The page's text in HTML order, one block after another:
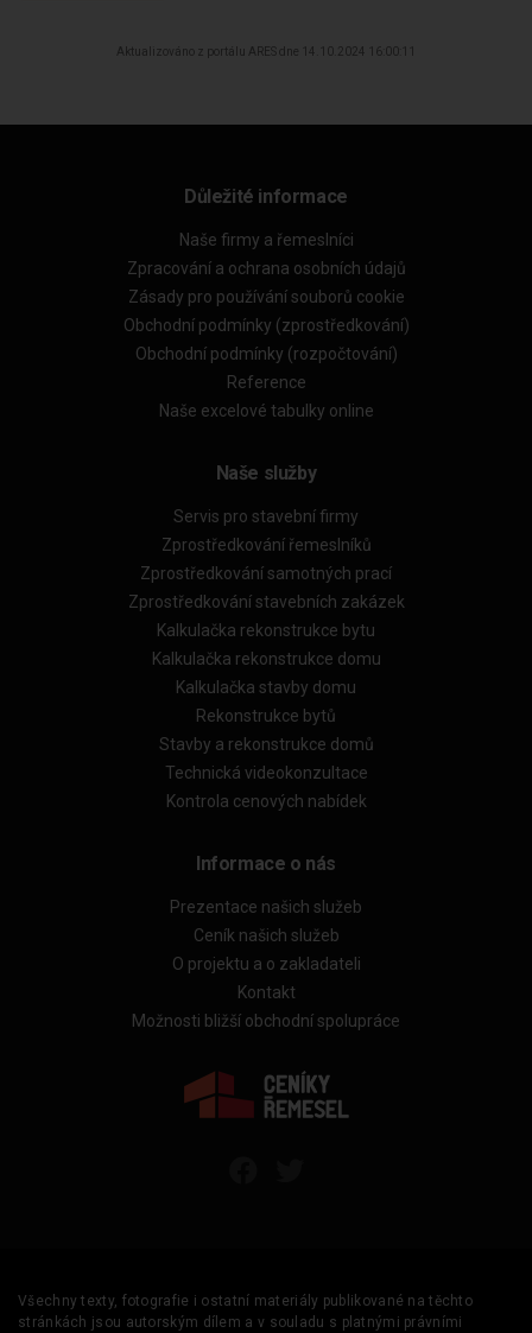
Aktualizováno z portálu ARES dne 14.10.2024 16:00:11
Důležité informace
Naše firmy a řemeslníci
Zpracování a ochrana osobních údajů
Zásady pro používání souborů cookie
Obchodní podmínky (zprostředkování)
Obchodní podmínky (rozpočtování)
Reference
Naše excelové tabulky online
Naše služby
Servis pro stavební firmy
Zprostředkování řemeslníků
Zprostředkování samotných prací
Zprostředkování stavebních zakázek
Kalkulačka rekonstrukce bytu
Kalkulačka rekonstrukce domu
Kalkulačka stavby domu
Rekonstrukce bytů
Stavby a rekonstrukce domů
Technická videokonzultace
Kontrola cenových nabídek
Informace o nás
Prezentace našich služeb
Ceník našich služeb
O projektu a o zakladateli
Kontakt
Možnosti bližší obchodní spolupráce
Všechny texty, fotografie i ostatní materiály publikované na těchto
stránkách jsou autorským dílem a v souladu s platnými právními